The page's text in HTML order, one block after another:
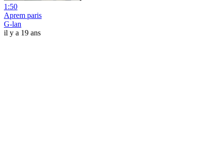
1:50
Aprem paris
G-lan
il y a 19 ans